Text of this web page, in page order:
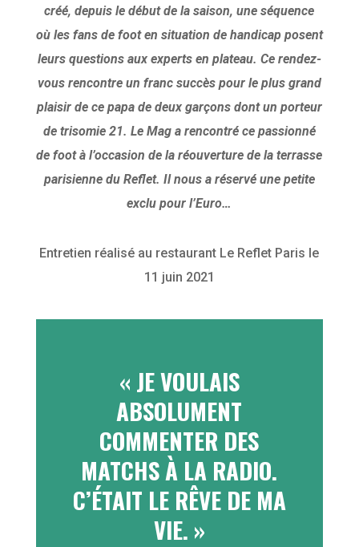
créé, depuis le début de la saison, une séquence
où les fans de foot en situation de handicap posent
leurs questions aux experts en plateau. Ce rendez-
vous rencontre un franc succès pour le plus grand
plaisir de ce papa de deux garçons dont un porteur
de trisomie 21. Le Mag a rencontré ce passionné
de foot à l’occasion de la réouverture de la terrasse
parisienne du Reflet. Il nous a réservé une petite
exclu pour l’Euro…
Entretien réalisé au restaurant Le Reflet Paris le
11 juin 2021
« JE VOULAIS
ABSOLUMENT
COMMENTER DES
MATCHS À LA RADIO.
C’ÉTAIT LE RÊVE DE MA
VIE. »